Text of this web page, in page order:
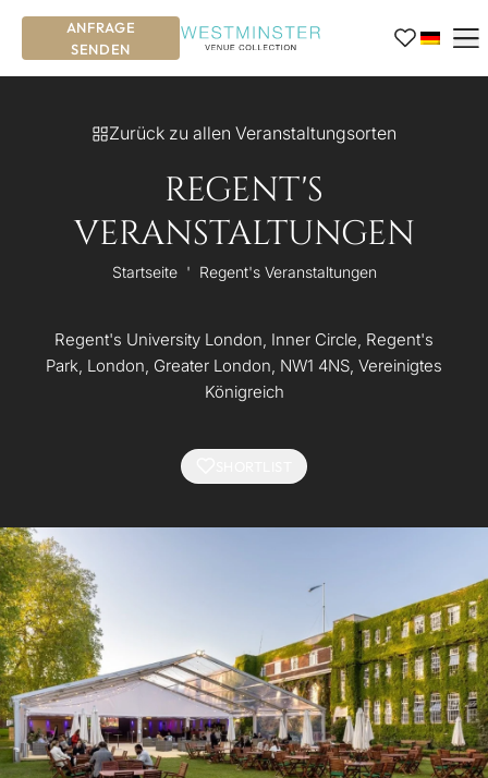
ANFRAGE
SENDEN
Zurück zu allen Veranstaltungsorten
REGENT'S
VERANSTALTUNGEN
Startseite ' Regent's Veranstaltungen
Regent's University London, Inner Circle, Regent's
Park, London, Greater London, NW1 4NS, Vereinigtes
Königreich